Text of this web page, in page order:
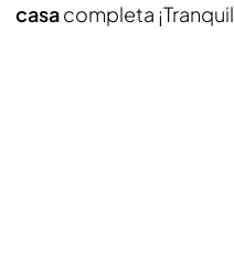
casacompleta